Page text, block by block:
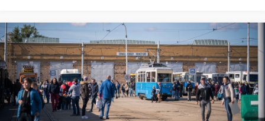
linia 146
linia 144
linia 131
linia 141
linia 149
linia C